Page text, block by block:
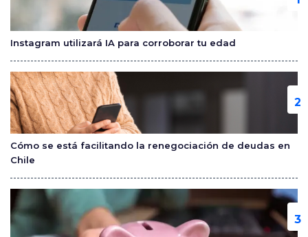
o
o
k
tir
Instagram utilizará IA para corroborar tu edad
Cómo se está facilitando la renegociación de deudas en
Chile